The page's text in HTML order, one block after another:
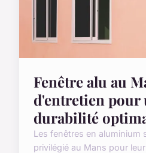
Fenêtre alu au
d'entretien pour
durabilité
Les fenêtres en aluminium
privilégié au Mans pour